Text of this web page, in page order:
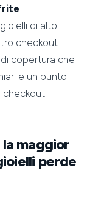
di alto
checkout
copertura che
e un punto
checkout.
maggior
perde